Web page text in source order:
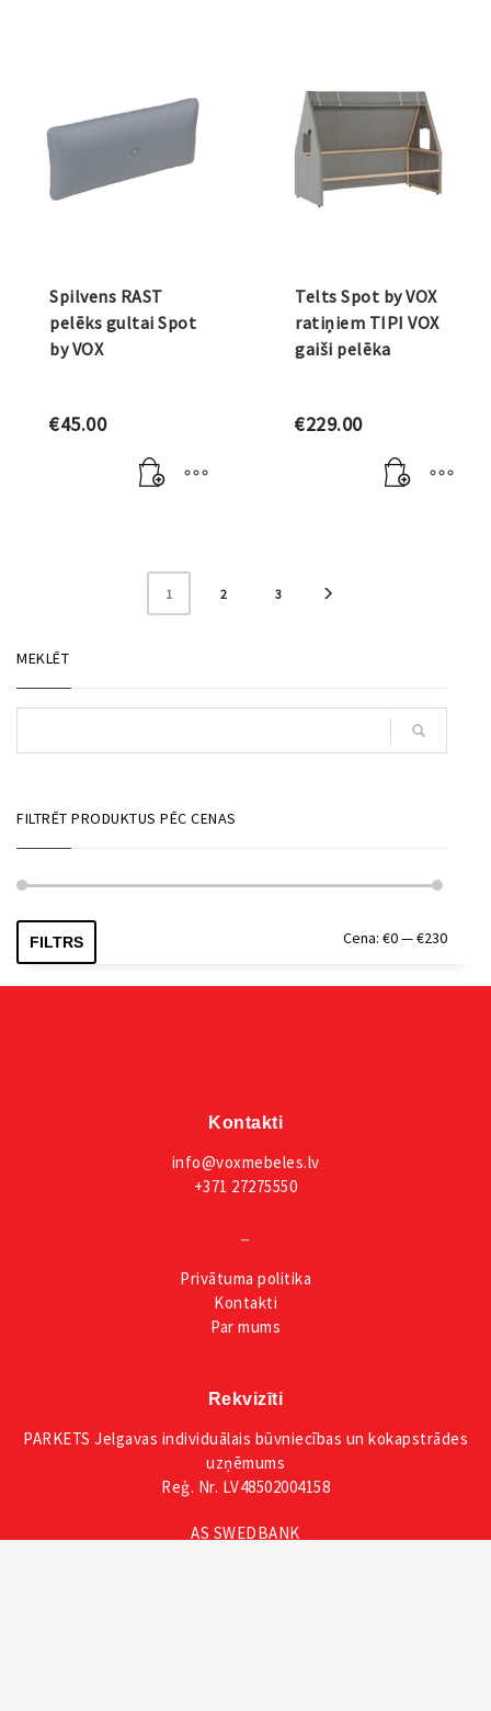
Spilvens RAST
pelēks gultai Spot
by VOX
€45.00
Telts Spot by VOX
ratiņiem TIPI VOX
gaiši pelēka
€229.00
1 2 3
MEKLĒT
FILTRĒT PRODUKTUS PĒC CENAS
Min.
Maks.
FILTRS Cena: €0—€230
Kontakti
info@voxmebeles.lv
+371 27275550
Privātuma politika
Kontakti
Par mums
Rekvizīti
PARKETS Jelgavas individuālais būvniecības un kokapstrādes
uzņēmums
Reģ. Nr. LV48502004158
AS SWEDBANK